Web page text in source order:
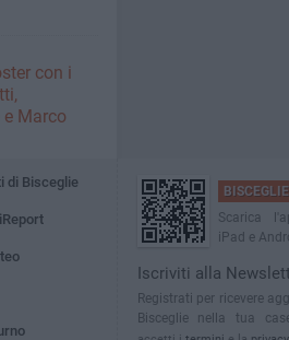
con i
Marco
di Bisceglie
Scarica
iPad e
Iscriviti alla
Registrati per ricevere
Bisceglie nella tua